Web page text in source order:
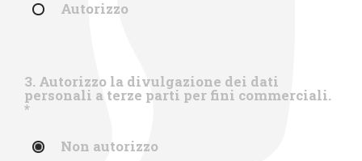
Autorizzo
3. Autorizzo la divulgazione dei dati
personali a terze parti per fini commerciali.
*
Non autorizzo